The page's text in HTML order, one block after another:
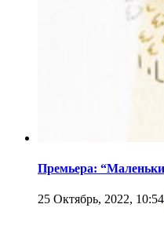
Премьера:
25 Октябрь, 2022, 10:54